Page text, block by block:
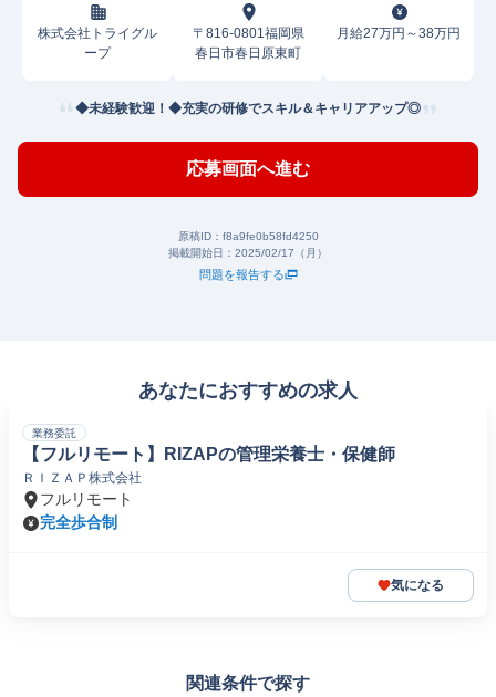
株式会社トライグル
ープ
〒816-0801福岡県
春日市春日原東町
月給27万円～38万円
◆未経験歓迎！◆充実の研修でスキル＆キャリアアップ◎
応募画面へ進む
原稿ID： f8a9fe0b58fd4250
掲載開始日： 2025/02/17（月）
問題を報告する
あなたにおすすめの求人
業務委託
【フルリモート】RIZAPの管理栄養士・保健師
ＲＩＺＡＰ株式会社
フルリモート
完全歩合制
気になる
関連条件で探す